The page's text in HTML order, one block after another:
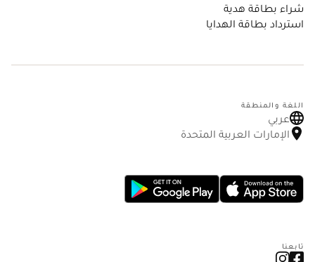
شراء بطاقة هدية
استرداد بطاقة الهدايا
اللغة والمنطقة
عربي
الإمارات العربية المتحدة
تابعنا